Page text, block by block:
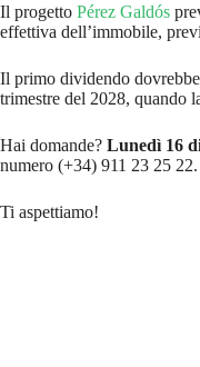
Il progetto Pérez Galdós
effettiva dell’immobile,
Il primo dividendo
trimestre del 2028, quando
Hai domande? Lunedì 16
numero (+34) 911 23 25 22.
Ti aspettiamo!